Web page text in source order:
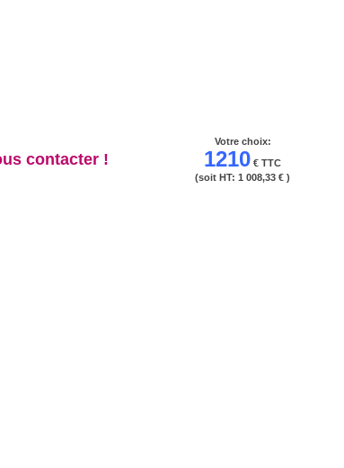
contacter !
Votre choix:
1210 € TTC
(soit HT: 1 008,33 € )